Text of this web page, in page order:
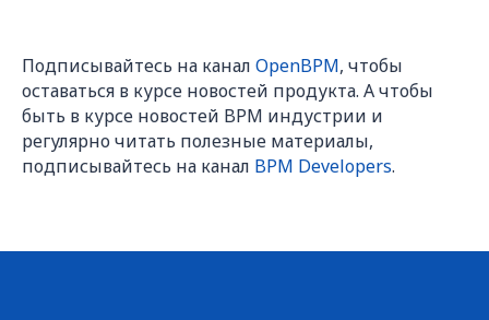
Подписывайтесь на канал OpenBPM, чтобы
оставаться в курсе новостей продукта. А чтобы
быть в курсе новостей BPM индустрии и
регулярно читать полезные материалы,
подписывайтесь на канал BPM Developers.